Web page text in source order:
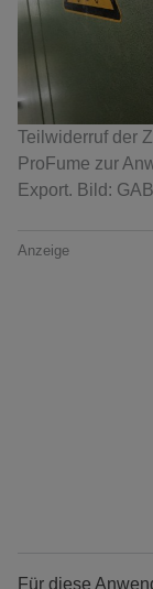
Teilwiderruf der
ProFume zur
Export. Bild:
Anzeige
Für diese